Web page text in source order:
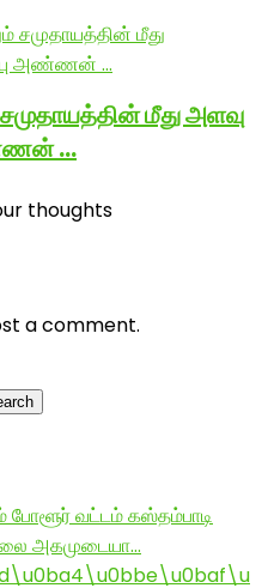
மீது அளவு
…
thoughts
a comment.
வட்டம் கஸ்தம்பாடி
அகமுடையா…